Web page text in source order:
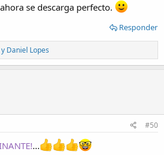
se descarga perfecto.
Responder
y Daniel Lopes
#50
...